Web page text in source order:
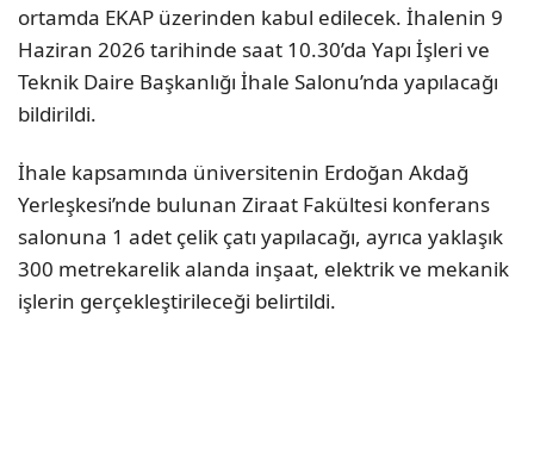
ortamda EKAP üzerinden kabul edilecek. İhalenin 9
Haziran 2026 tarihinde saat 10.30’da Yapı İşleri ve
Teknik Daire Başkanlığı İhale Salonu’nda yapılacağı
bildirildi.
İhale kapsamında üniversitenin Erdoğan Akdağ
Yerleşkesi’nde bulunan Ziraat Fakültesi konferans
salonuna 1 adet çelik çatı yapılacağı, ayrıca yaklaşık
300 metrekarelik alanda inşaat, elektrik ve mekanik
işlerin gerçekleştirileceği belirtildi.